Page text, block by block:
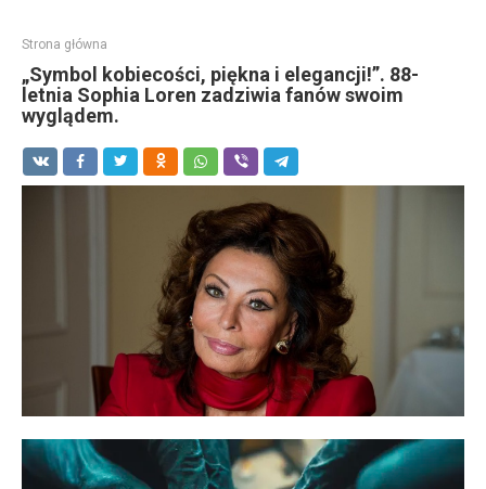
Strona główna
„Symbol kobiecości, piękna i elegancji!”. 88-
letnia Sophia Loren zadziwia fanów swoim
wyglądem.